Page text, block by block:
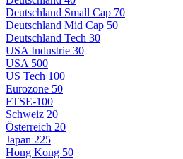
Deutschland Small Cap 70
Deutschland Mid Cap 50
Deutschland Tech 30
USA Industrie 30
USA 500
US Tech 100
Eurozone 50
FTSE-100
Schweiz 20
Österreich 20
Japan 225
Hong Kong 50